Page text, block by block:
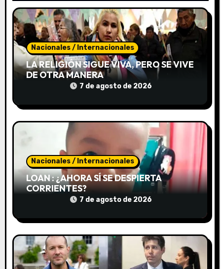
d
e
e
n
r
a
a
s
Nacionales / Internacionales
LA RELIGIÓN SIGUE VIVA, PERO SE VIVE
DE OTRA MANERA
7 de agosto de 2026
Nacionales / Internacionales
LOAN : ¿AHORA SÍ SE DESPIERTA
CORRIENTES?
7 de agosto de 2026